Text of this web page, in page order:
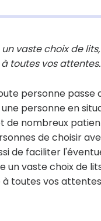
vaste choix de
toutes vos attentes.
personne
personne en
nombreux
de choisir
de faciliter
vaste choix de
toutes vos